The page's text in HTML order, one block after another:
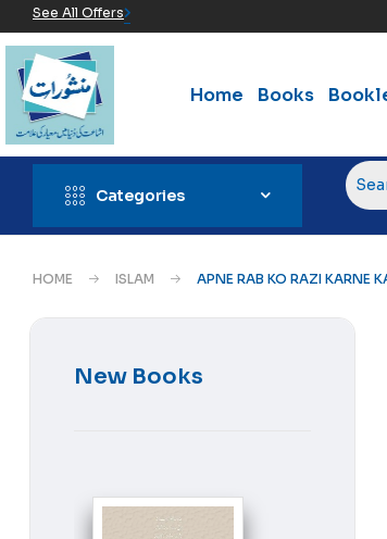
See All Offers
Home Books
Categories
HOME ISLAM APNE RAB KO RAZI KARNE
New Books